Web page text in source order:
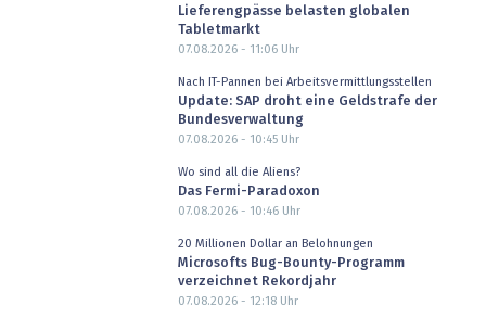
Lieferengpässe belasten globalen
Tabletmarkt
07.08.2026 - 11:06Uhr
Nach IT-Pannen bei Arbeitsvermittlungsstellen
Update: SAP droht eine Geldstrafe der
Bundesverwaltung
07.08.2026 - 10:45Uhr
Wo sind all die Aliens?
Das Fermi-Paradoxon
07.08.2026 - 10:46Uhr
20 Millionen Dollar an Belohnungen
Microsofts Bug-Bounty-Programm
verzeichnet Rekordjahr
07.08.2026 - 12:18Uhr